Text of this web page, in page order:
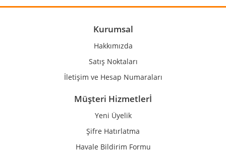
Ürün açıklamasında eksik bilgiler bulunuyor.
Ürün bilgilerinde hatalar bulunuyor.
Gönder
Kurumsal
Hakkımızda
Satış Noktaları
İletişim ve Hesap Numaraları
Müşteri Hizmetlerİ
Yeni Üyelik
Şifre Hatırlatma
Havale Bildirim Formu